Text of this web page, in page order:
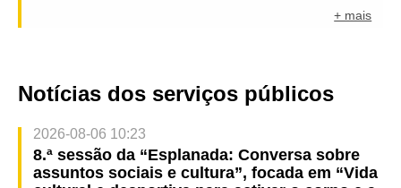
+ mais
Notícias dos serviços públicos
2026-08-06 10:23
8.ª sessão da “Esplanada: Conversa sobre
assuntos sociais e cultura”, focada em “Vida